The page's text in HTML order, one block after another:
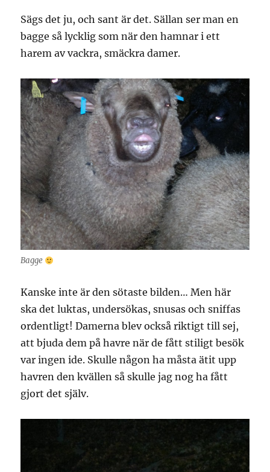
Sägs det ju, och sant är det. Sällan ser man en
bagge så lycklig som när den hamnar i ett
harem av vackra, smäckra damer.
Bagge
Kanske inte är den sötaste bilden… Men här
ska det luktas, undersökas, snusas och sniffas
ordentligt! Damerna blev också riktigt till sej,
att bjuda dem på havre när de fått stiligt besök
var ingen ide. Skulle någon ha måsta ätit upp
havren den kvällen så skulle jag nog ha fått
gjort det själv.